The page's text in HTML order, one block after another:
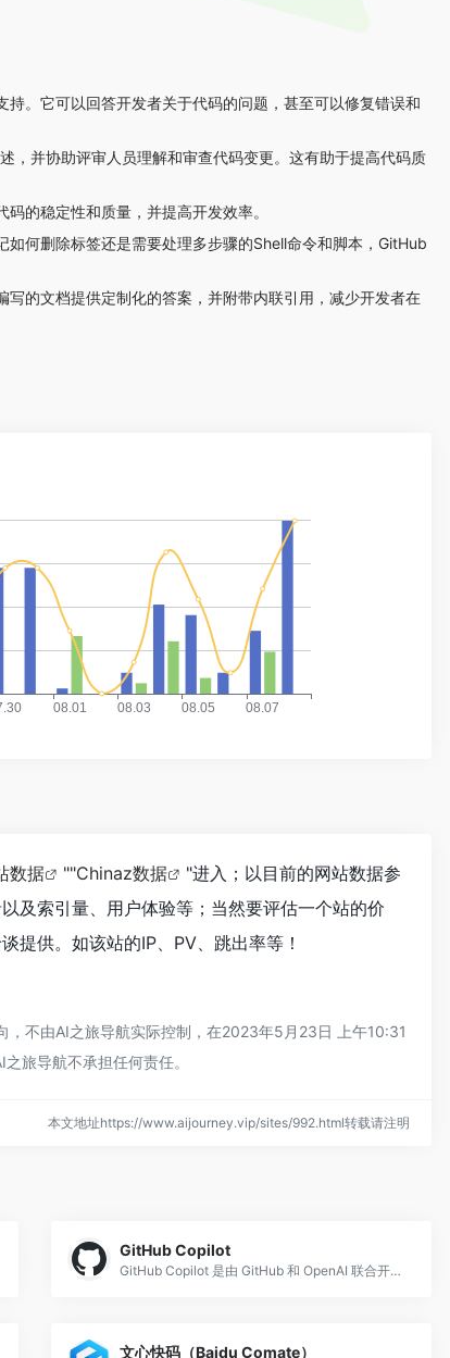
。它可以回答开发者关于代码的问题，甚至可以修复错误和
并协助评审人员理解和审查代码变更。这有助于提高代码质
的稳定性和质量，并提高开发效率。
何删除标签还是需要处理多步骤的Shell命令和脚本，GitHub
的文档提供定制化的答案，并附带内联引用，减少开发者在
数据 ""Chinaz数据
"进入；以目前的网站数据参
及索引量、用户体验等；当然要评估一个站的价
提供。如该站的IP、PV、跳出率等！
不由AI之旅导航实际控制，在2023年5月23日 上午10:31
旅导航不承担任何责任。
本文地址https://www.aijourney.vip/sites/992.html转载请注明
GitHub Copilot
GitHub Copilot 是由 GitHub 和 OpenAI 联合开发、微软旗下的 AI 编程辅助工具，于 2021 年推出，是最早大规模商用的 AI 代
文心快码（Baidu Comate）